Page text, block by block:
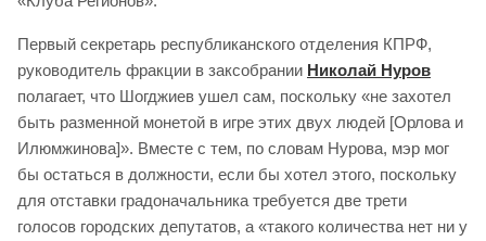
Первый секретарь республиканского отделения КПРФ,
руководитель фракции в заксобрании Николай Нуров
полагает, что Шогджиев ушел сам, поскольку «не захотел
быть разменной монетой в игре этих двух людей [Орлова и
Илюмжинова]». Вместе с тем, по словам Нурова, мэр мог
бы остаться в должности, если бы хотел этого, поскольку
для отставки градоначальника требуется две трети
голосов городских депутатов, а «такого количества нет ни у